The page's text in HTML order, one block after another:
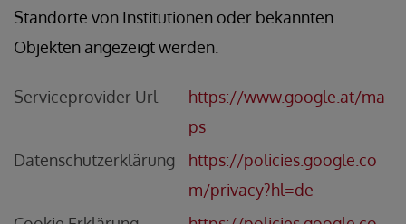
Standorte von Institutionen oder bekannten
Objekten angezeigt werden.
Serviceprovider Url
https://www.google.at/ma
ps
Datenschutzerklärung
https://policies.google.co
m/privacy?hl=de